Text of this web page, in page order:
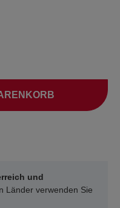
und
Länder verwenden Sie